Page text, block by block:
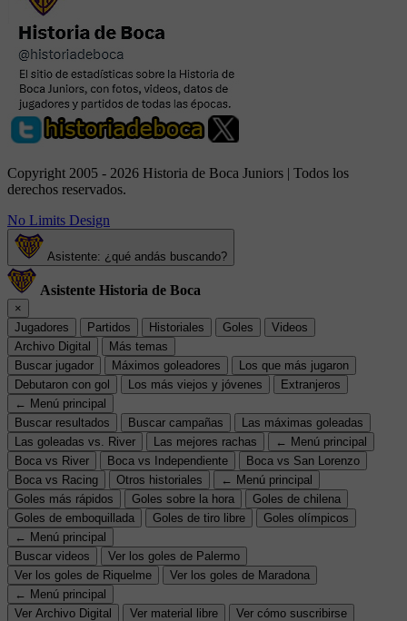
Copyright 2005 - 2026 Historia de Boca Juniors | Todos los
derechos reservados.
No Limits Design
Asistente: ¿qué andás buscando?
Asistente Historia de Boca
×
Jugadores
Partidos Historiales Goles
Videos
Archivo Digital
Más temas
Buscar jugador
Máximos goleadores
Los que más jugaron
Debutaron con gol
Los más viejos y jóvenes
Extranjeros
← Menú principal
Buscar resultados
Buscar campañas
Las máximas goleadas
Las goleadas vs. River
Las mejores rachas
← Menú principal
Boca vs River
Boca vs Independiente
Boca vs San Lorenzo
Boca vs Racing
Otros historiales
← Menú principal
Goles más rápidos
Goles sobre la hora
Goles de chilena
Goles de emboquillada
Goles de tiro libre
Goles olímpicos
← Menú principal
Buscar videos
Ver los goles de Palermo
Ver los goles de Riquelme
Ver los goles de Maradona
← Menú principal
Ver Archivo Digital
Ver material libre
Ver cómo suscribirse